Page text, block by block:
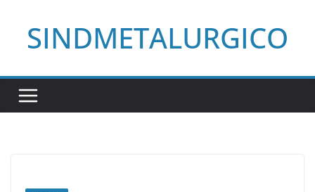
SINDMETALURGICO